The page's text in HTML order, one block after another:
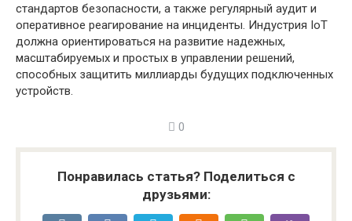
стандартов безопасности, а также регулярный аудит и
оперативное реагирование на инциденты. Индустрия IoT
должна ориентироваться на развитие надежных,
масштабируемых и простых в управлении решений,
способных защитить миллиарды будущих подключенных
устройств.
0
Понравилась статья? Поделиться с
друзьями: